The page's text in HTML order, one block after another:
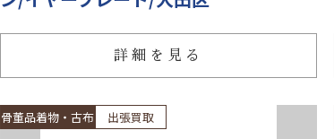
詳細を見る
骨董品着物・古布 出張買取